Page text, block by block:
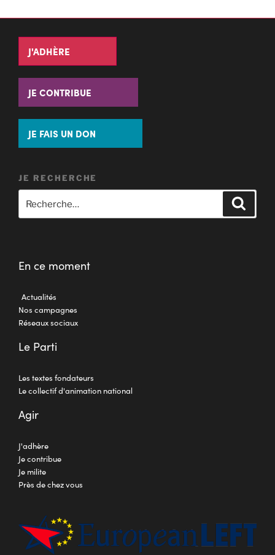
J'ADHÈRE
JE CONTRIBUE
JE FAIS UN DON
JE RECHERCHE
En ce moment
Actualités
Nos campagnes
Réseaux sociaux
Le Parti
Les textes fondateurs
Le collectif d'animation national
Agir
J'adhère
Je contribue
Je milite
Près de chez vous